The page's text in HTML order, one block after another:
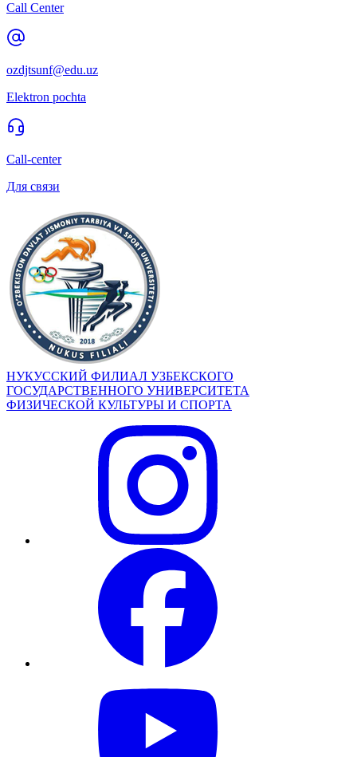
Call Center
ozdjtsunf@edu.uz
Elektron pochta
Call-center
Для связи
НУКУССКИЙ ФИЛИАЛ УЗБЕКСКОГО
ГОСУДАРСТВЕННОГО УНИВЕРСИТЕТА
ФИЗИЧЕСКОЙ КУЛЬТУРЫ И СПОРТА